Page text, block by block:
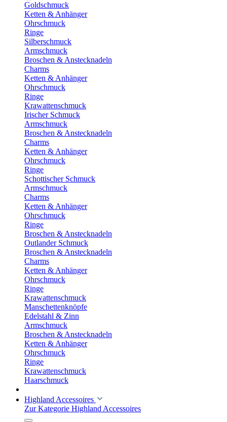
Goldschmuck
Ketten & Anhänger
Ohrschmuck
Ringe
Silberschmuck
Armschmuck
Broschen & Anstecknadeln
Charms
Ketten & Anhänger
Ohrschmuck
Ringe
Krawattenschmuck
Irischer Schmuck
Armschmuck
Broschen & Anstecknadeln
Charms
Ketten & Anhänger
Ohrschmuck
Ringe
Schottischer Schmuck
Armschmuck
Charms
Ketten & Anhänger
Ohrschmuck
Ringe
Broschen & Anstecknadeln
Outlander Schmuck
Broschen & Anstecknadeln
Charms
Ketten & Anhänger
Ohrschmuck
Ringe
Krawattenschmuck
Manschettenknöpfe
Edelstahl & Zinn
Armschmuck
Broschen & Anstecknadeln
Ketten & Anhänger
Ohrschmuck
Ringe
Krawattenschmuck
Haarschmuck
Highland Accessoires
Zur Kategorie Highland Accessoires